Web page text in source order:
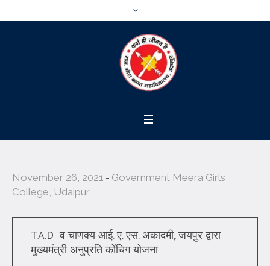
November 26, 2021
Government Meera Girls
College, Udaipur
T.A.D व चाणक्य आई. ए. एस. अकादमी, जयपुर द्वारा
मुख्यमंत्री अनुप्रति कोंचिग योजना